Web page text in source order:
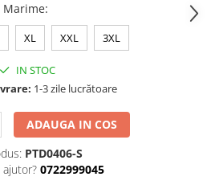
Marime:
XL XXL 3XL
IN STOC
1-3 zile lucrătoare
ADAUGA IN COS
PTD0406-S
0722999045